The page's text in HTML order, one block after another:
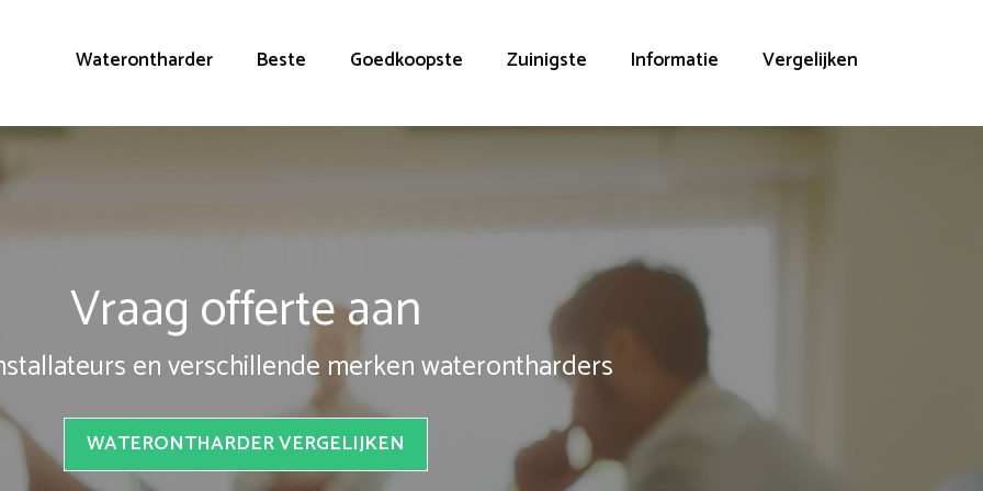
Waterontharder Beste Goedkoopste Zuinigste Informatie Vergelijken
Vraag offerte aan
en verschillende merken waterontharders
WATERONTHARDER VERGELIJKEN